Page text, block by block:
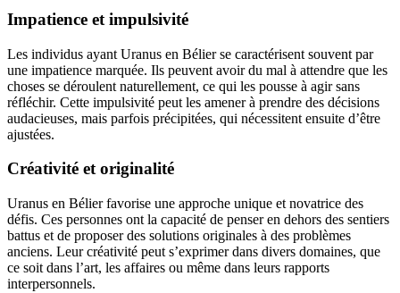
Impatience et impulsivité
Les individus ayant Uranus en Bélier se caractérisent souvent par
une impatience marquée. Ils peuvent avoir du mal à attendre que les
choses se déroulent naturellement, ce qui les pousse à agir sans
réfléchir. Cette impulsivité peut les amener à prendre des décisions
audacieuses, mais parfois précipitées, qui nécessitent ensuite d’être
ajustées.
Créativité et originalité
Uranus en Bélier favorise une approche unique et novatrice des
défis. Ces personnes ont la capacité de penser en dehors des sentiers
battus et de proposer des solutions originales à des problèmes
anciens. Leur créativité peut s’exprimer dans divers domaines, que
ce soit dans l’art, les affaires ou même dans leurs rapports
interpersonnels.